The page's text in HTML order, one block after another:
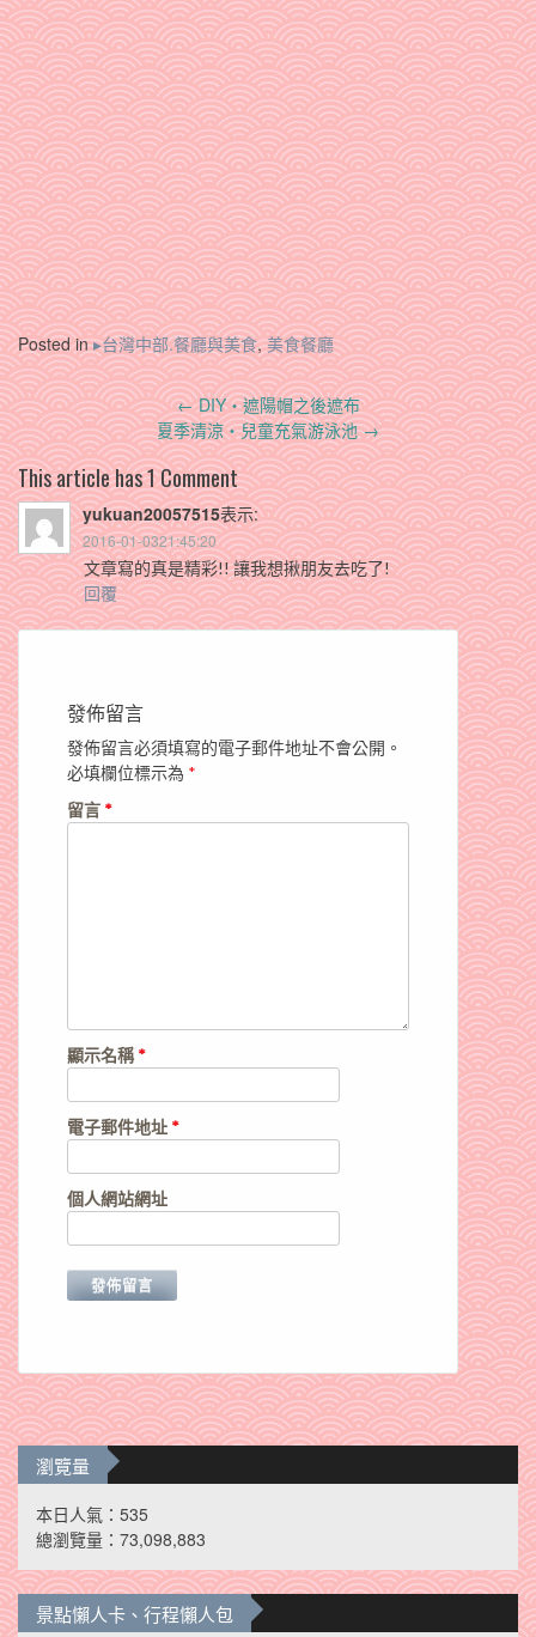
Posted in▸台灣中部.餐廳與美食,美食餐廳
Post
navigation
←DIY‧遮陽帽之後遮布
夏季清涼‧兒童充氣游泳池→
This article has 1 Comment
yukuan20057515表示:
2016-01-0321:45:20
文章寫的真是精彩!! 讓我想揪朋友去吃了!
回覆
發佈留言
發佈留言必須填寫的電子郵件地址不會公開。
必填欄位標示為 *
留言 *
顯示名稱*
電子郵件地址 *
個人網站網址
瀏覽量
本日人氣：535
總瀏覽量：73,098,883
景點懶人卡、行程懶人包